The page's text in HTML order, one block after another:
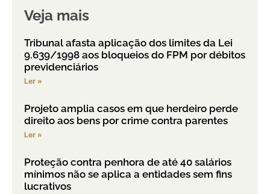
Veja mais
Tribunal afasta aplicação dos limites da Lei
9.639/1998 aos bloqueios do FPM por débitos
previdenciários
Ler »
Projeto amplia casos em que herdeiro perde
direito aos bens por crime contra parentes
Ler »
Proteção contra penhora de até 40 salários
mínimos não se aplica a entidades sem fins
lucrativos